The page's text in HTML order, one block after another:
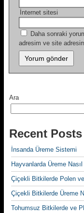
İnternet sitesi
Daha sonraki
adresim ve site
Ara
Recent Posts
İnsanda Üreme Sistemi
Hayvanlarda Üreme
Çiçekli Bitkilerde Polen
Çiçekli Bitkilerde Üreme
Tohumsuz Bitkilerde ve